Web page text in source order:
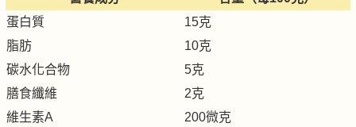
蛋白質
15克
脂肪
10克
碳水化合物
5克
膳食纖維
2克
維生素A
200微克